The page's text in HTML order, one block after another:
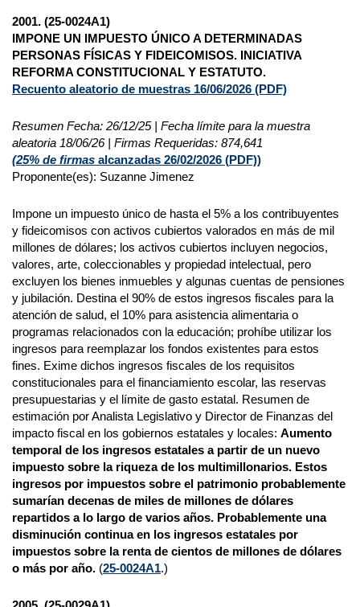
2001. (25-0024A1)
IMPONE UN IMPUESTO ÚNICO A DETERMINADAS
PERSONAS FÍSICAS Y FIDEICOMISOS. INICIATIVA
REFORMA CONSTITUCIONAL Y ESTATUTO.
Recuento aleatorio de muestras 16/06/2026 (PDF)
Resumen Fecha: 26/12/25 | Fecha límite para la muestra
aleatoria 18/06/26 | Firmas Requeridas: 874,641
(25% de firmas alcanzadas 26/02/2026 (PDF))
Proponente(es): Suzanne Jimenez
Impone un impuesto único de hasta el 5% a los contribuyentes
y fideicomisos con activos cubiertos valorados en más de mil
millones de dólares; los activos cubiertos incluyen negocios,
valores, arte, coleccionables y propiedad intelectual, pero
excluyen los bienes inmuebles y algunas cuentas de pensiones
y jubilación. Destina el 90% de estos ingresos fiscales para la
atención de salud, el 10% para asistencia alimentaria o
programas relacionados con la educación; prohíbe utilizar los
ingresos para reemplazar los fondos existentes para estos
fines. Exime dichos ingresos fiscales de los requisitos
constitucionales para el financiamiento escolar, las reservas
presupuestarias y el límite de gasto estatal. Resumen de
estimación por Analista Legislativo y Director de Finanzas del
impacto fiscal en los gobiernos estatales y locales: Aumento
temporal de los ingresos estatales a partir de un nuevo
impuesto sobre la riqueza de los multimillonarios. Estos
ingresos por impuestos sobre el patrimonio probablemente
sumarían decenas de miles de millones de dólares
repartidos a lo largo de varios años. Probablemente una
disminución continua en los ingresos estatales por
impuestos sobre la renta de cientos de millones de dólares
o más por año. (25-0024A1.)